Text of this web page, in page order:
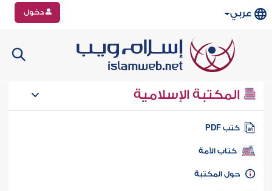
عربي دخول
المكتبة الإسلامية
كتب PDF
كتاب الأمة